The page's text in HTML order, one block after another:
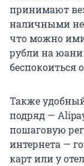
принимают
наличными не
что можно
рубли на юани
беспокоиться
Также
подряд —
пошаговую
интернета —
карт или у